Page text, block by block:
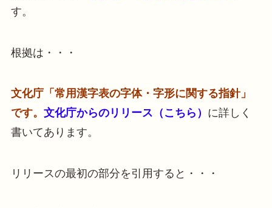
す。
根拠は・・・
文化庁「常用漢字表の字体・字形に関する指針」
です。 文化庁からのリリース（こちら） に詳しく
書いてあります。
リリースの最初の部分を引用すると・・・